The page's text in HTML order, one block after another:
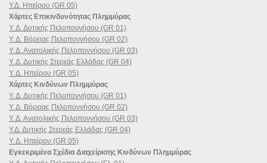
Υ.Δ. Ηπείρου (GR 05)
Χάρτες Επικινδυνότητας Πλημμύρας
Υ. Δ. Δυτικής Πελοποννήσου (GR 01)
Υ. Δ. Βόρειας Πελοποννήσου (GR 02)
Υ. Δ. Ανατολικής Πελοποννήσου (GR 03)
Υ. Δ. Δυτικής Στερεάς Ελλάδας (GR 04)
Υ. Δ. Ηπείρου (GR 05)
Χάρτες Κινδύνων Πλημμύρας
Υ. Δ. Δυτικής Πελοποννήσου (GR 01)
Υ. Δ. Βόρειας Πελοποννήσου (GR 02)
Υ. Δ. Ανατολικής Πελοποννήσου (GR 03)
Υ.Δ. Δυτικής Στερεάς Ελλάδας (GR 04)
Υ. Δ. Ηπείρου (GR 05)
Εγκεκριμένα Σχέδια Διαχείρισης Κινδύνων Πλημμύρας